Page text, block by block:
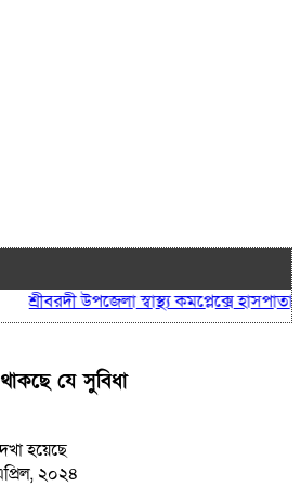
শ্রীবরদী উপজেলা স্বাস্থ্য কমপ্লেক্সে
যে সুবিধা
হয়েছে
২০২৪